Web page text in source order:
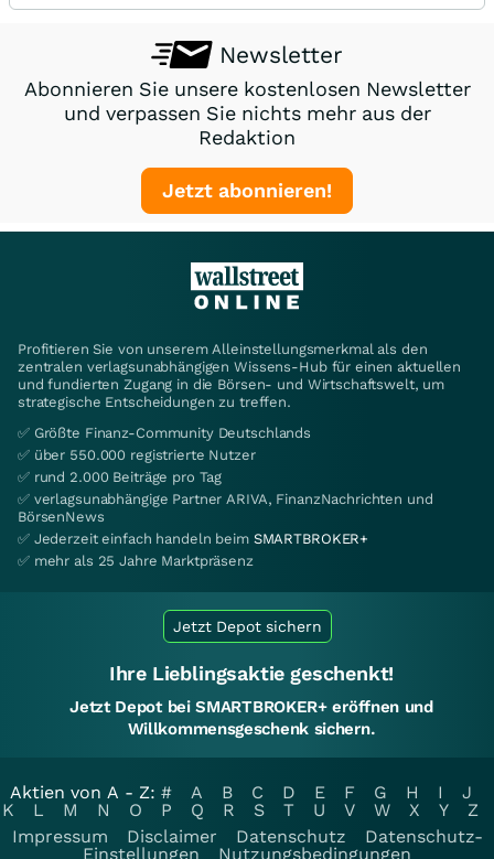
Newsletter
Abonnieren Sie unsere kostenlosen Newsletter
und verpassen Sie nichts mehr aus der
Redaktion
Jetzt abonnieren!
Profitieren Sie von unserem Alleinstellungsmerkmal als den
zentralen verlagsunabhängigen Wissens-Hub für einen aktuellen
und fundierten Zugang in die Börsen- und Wirtschaftswelt, um
strategische Entscheidungen zu treffen.
✅ Größte Finanz-Community Deutschlands
✅ über 550.000 registrierte Nutzer
✅ rund 2.000 Beiträge pro Tag
✅ verlagsunabhängige Partner ARIVA, FinanzNachrichten und
BörsenNews
✅ Jederzeit einfach handeln beim SMARTBROKER+
✅ mehr als 25 Jahre Marktpräsenz
Jetzt Depot sichern
Ihre Lieblingsaktie geschenkt!
Jetzt Depot bei SMARTBROKER+ eröffnen und
Willkommensgeschenk sichern.
Aktien von A - Z: # A B C D E F G H I
J
K
L M N O P Q R S T U V W X Y
Z
Impressum
Disclaimer Datenschutz
Datenschutz-
Einstellungen
Nutzungsbedingungen